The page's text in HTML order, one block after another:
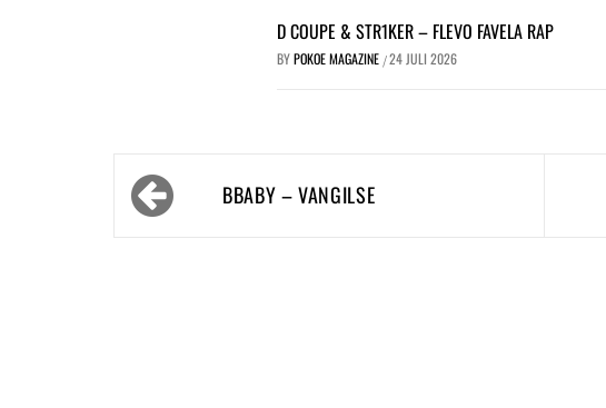
D COUPE & STR1KER – FLEVO FAVELA RAP
BYPOKOE MAGAZINE /24 JULI 2026
Bericht
navigatieBBABY – VANGILSE